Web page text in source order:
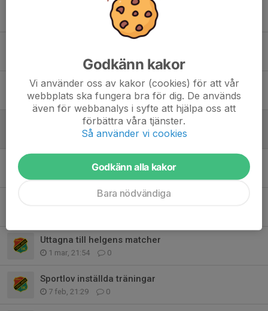
Träningsmatch - Kungsbacka
24 mar, 22:58 0
Inställd träning
21 mar, 11:23 0
Länk mm till föräldramöte
11 mar, 15:31 0
Funktionärer P14 säsongen 2026
Uttagna till helgens matcher
Uttagna till helgens matcher
1 mar, 21:54 0
Sportlov inställda träningar
7 feb, 21:29 0
Godkänn kakor
Vi använder oss av kakor (cookies) för att vår
webbplats ska fungera bra för dig. De används
även för webbanalys i syfte att hjälpa oss att
förbättra våra tjänster.
Så använder vi cookies
Godkänn alla kakor
Bara nödvändiga